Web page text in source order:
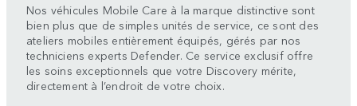
Nos véhicules Mobile Care à la marque distinctive sont
bien plus que de simples unités de service, ce sont des
ateliers mobiles entièrement équipés, gérés par nos
techniciens experts Defender. Ce service exclusif offre
les soins exceptionnels que votre Discovery mérite,
directement à l’endroit de votre choix.